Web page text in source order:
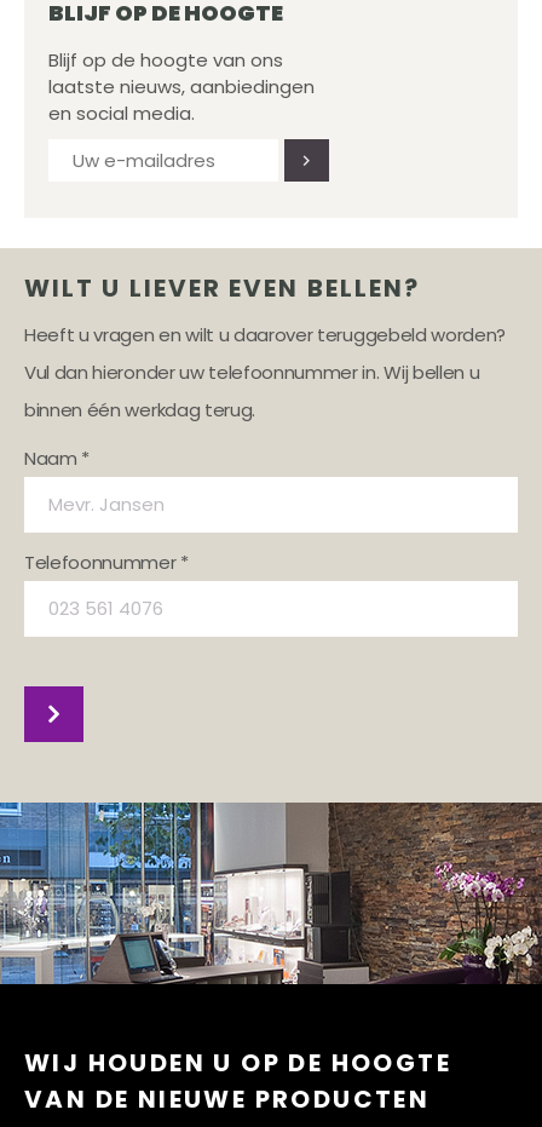
BLIJF OP DE HOOGTE
Blijf op de hoogte van ons
laatste nieuws, aanbiedingen
en social media.
WILT U LIEVER EVEN BELLEN?
Heeft u vragen en wilt u daarover teruggebeld worden?
Vul dan hieronder uw telefoonnummer in. Wij bellen u
binnen één werkdag terug.
Naam *
Telefoonnummer *
WIJ HOUDEN U OP DE HOOGTE
VAN DE NIEUWE PRODUCTEN